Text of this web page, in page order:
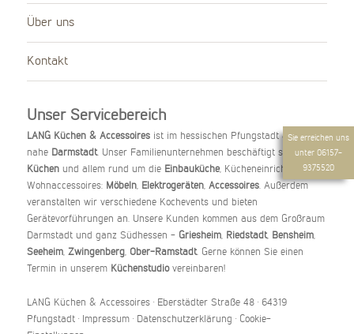
Über uns
Kontakt
Unser Servicebereich
LANG Küchen & Accessoires ist im hessischen Pfungstadt ansässig,
nahe Darmstadt. Unser Familienunternehmen beschäftigt sich mit
Küchen und allem rund um die Einbauküche, Kücheneinrichtung und
Wohnaccessoires: Möbeln, Elektrogeräten,Accessoires. Außerdem
veranstalten wir verschiedene Kochevents und bieten
Gerätevorführungen an. Unsere Kunden kommen aus dem Großraum
Darmstadt und ganz Südhessen - Griesheim, Riedstadt, Bensheim,
Seeheim,Zwingenberg, Ober-Ramstadt. Gerne können Sie einen
Termin in unserem Küchenstudiovereinbaren!
LANG Küchen & Accessoires · Eberstädter Straße 48 · 64319
Pfungstadt ·
Impressum · Datenschutzerklärung · Cookie-
Sie erreichen uns
unter 06157-
9375520